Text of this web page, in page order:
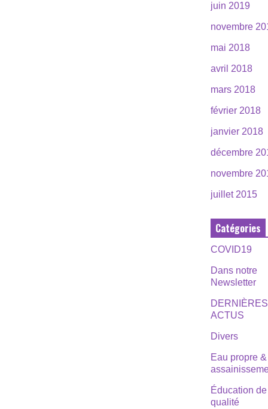
juin 2019
novembre
mai 2018
avril 2018
mars 2018
février 2018
janvier 2018
décembre
novembre
juillet 2015
Catégories
COVID19
Dans notre
Newsletter
DERNIÈRES
ACTUS
Divers
Eau propre &
Éducation de
qualité